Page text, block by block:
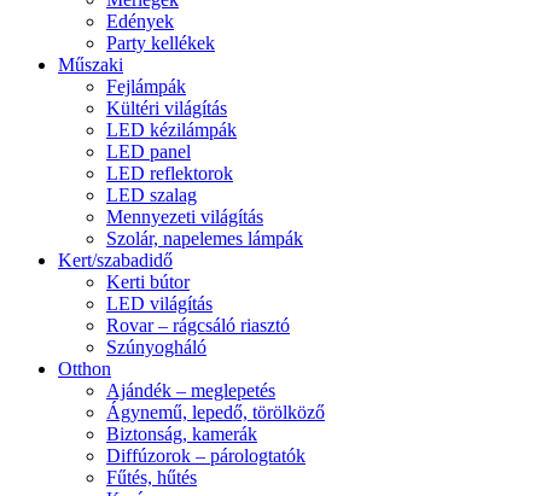
Edények
Party kellékek
Műszaki
Fejlámpák
Kültéri világítás
LED kézilámpák
LED panel
LED reflektorok
LED szalag
Mennyezeti világítás
Szolár, napelemes lámpák
Kert/szabadidő
Kerti bútor
LED világítás
Rovar – rágcsáló riasztó
Szúnyogháló
Otthon
Ajándék – meglepetés
Ágynemű, lepedő, törölköző
Biztonság, kamerák
Diffúzorok – párologtatók
Fűtés, hűtés